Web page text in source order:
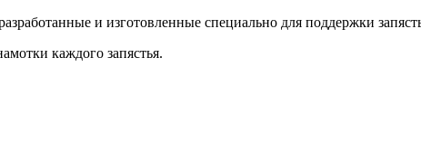
и изготовленные специально для поддержки
каждого запястья.